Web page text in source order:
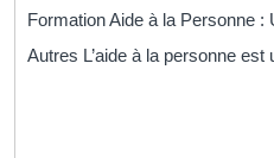
Formation Aide à la Personne
Autres L’aide à la personne